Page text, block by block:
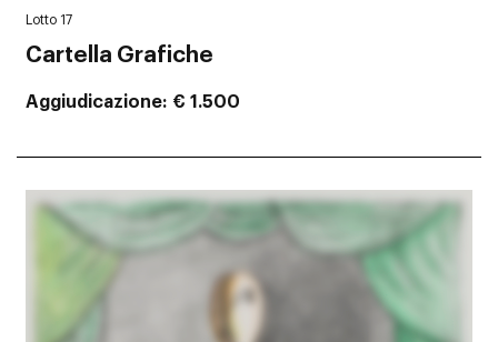
Lotto 17
Cartella Grafiche
Aggiudicazione € 1.500